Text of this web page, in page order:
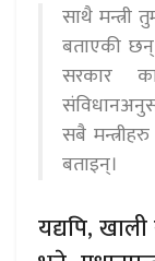
साथै
बताएकी
सरकार
सबै
बताइन्।
यद्यपि, खाली